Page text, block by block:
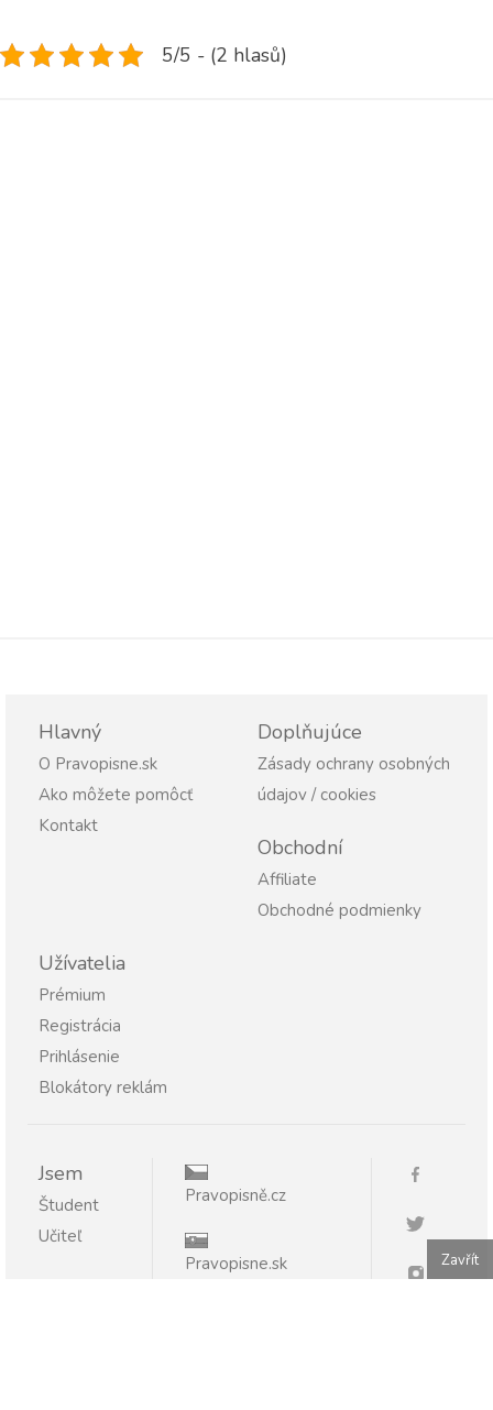
5/5 - (2 hlasů)
Hlavný
O Pravopisne.sk
Ako môžete pomôcť
Kontakt
Doplňujúce
Zásady ochrany osobných
údajov / cookies
Obchodní
Affiliate
Obchodné podmienky
Užívatelia
Prémium
Registrácia
Prihlásenie
Blokátory reklám
Jsem
Študent
Učiteľ
Pravopisně.cz
Pravopisne.sk Zavřít